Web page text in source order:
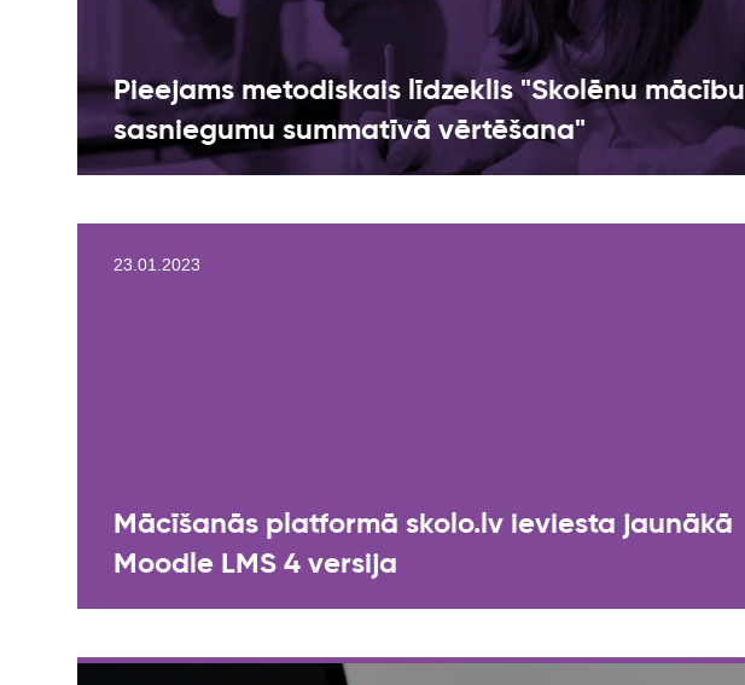
Pieejams metodiskais līdzeklis "Skolēnu mācību
sasniegumu summatīvā vērtēšana"
23.01.2023
Mācīšanās platformā skolo.lv ieviesta jaunākā
Moodle LMS 4 versija